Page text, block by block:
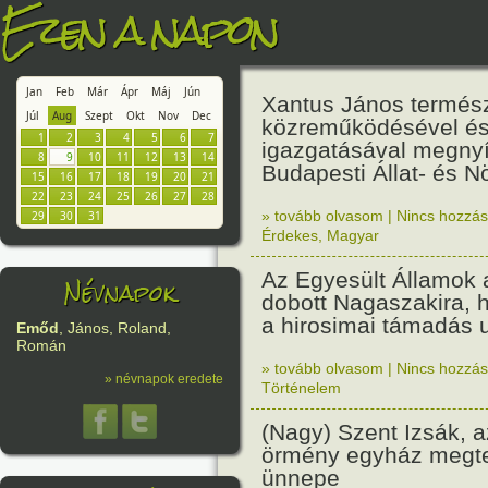
Ezen a napon
Jan Feb Már Ápr Máj
Jún
Júl
Aug Szept Okt Nov
Dec
1
2 3 4 5 6
7
8
9 10 11 12 13
14
15
16 17 18 19 20
21
22
23 24 25 26 27
28
29
30 31
Névnapok
Emőd, János, Roland,
Román
» névnapok eredete
Xantus János
közreműködésével
igazgatásával
Budapesti Állat- és
» tovább olvasom | Nincs
Érdekes Magyar
Az Egyesült Államok
dobott Nagaszakira,
a hirosimai támadás
» tovább olvasom | Nincs
Történelem
(Nagy) Szent Izsák,
örmény egyház
ünnepe